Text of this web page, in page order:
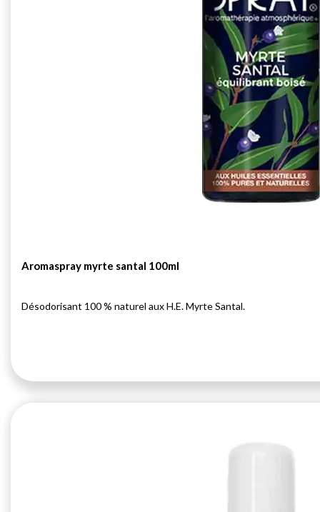
Aromaspray myrte santal 100ml
Désodorisant 100 % naturel aux H.E. Myrte Santal.